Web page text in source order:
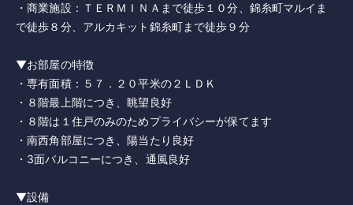
・商業施設：ＴＥＲＭＩＮＡまで徒歩１０分、錦糸町マルイま
で徒歩８分、アルカキット錦糸町まで徒歩９分
▼お部屋の特徴
・専有面積：５７．２０平米の２ＬＤＫ
・８階最上階につき、眺望良好
・８階は１住戸のみのためプライバシーが保てます
・南西角部屋につき、陽当たり良好
・3面バルコニーにつき、通風良好
▼設備